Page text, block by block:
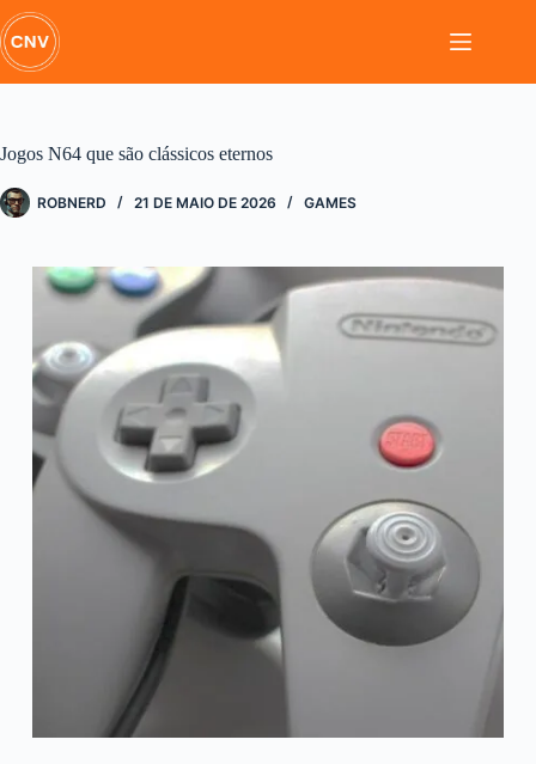
Pular
para
o
conteúdo
Jogos N64 que são clássicos eternos
ROBNERD 21 DE MAIO DE 2026 GAMES